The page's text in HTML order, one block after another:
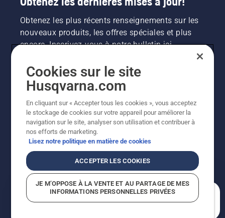
Obtenez les plus récents renseignements sur les
nouveaux produits, les offres spéciales et plus
encore. Inscrivez-vous à notre bulletin ici.
INSCRIPTION À LA NEWSLETTER
©2026 Husqvarna AB (publ.). En raison de
l'amélioration continue, le produit peut légèrement
varier par rapport aux images, mais la fonctionnalité de
Cookies sur le site
Husqvarna.com
En cliquant sur « Accepter tous les cookies », vous acceptez
le stockage de cookies sur votre appareil pour améliorer la
navigation sur le site, analyser son utilisation et contribuer à
nos efforts de marketing.
Lisez notre politique en matière de cookies
ACCEPTER LES COOKIES
JE M’OPPOSE À LA VENTE ET AU PARTAGE DE MES
INFORMATIONS PERSONNELLES PRIVÉES
En quoi pouvons-nous vous aider?